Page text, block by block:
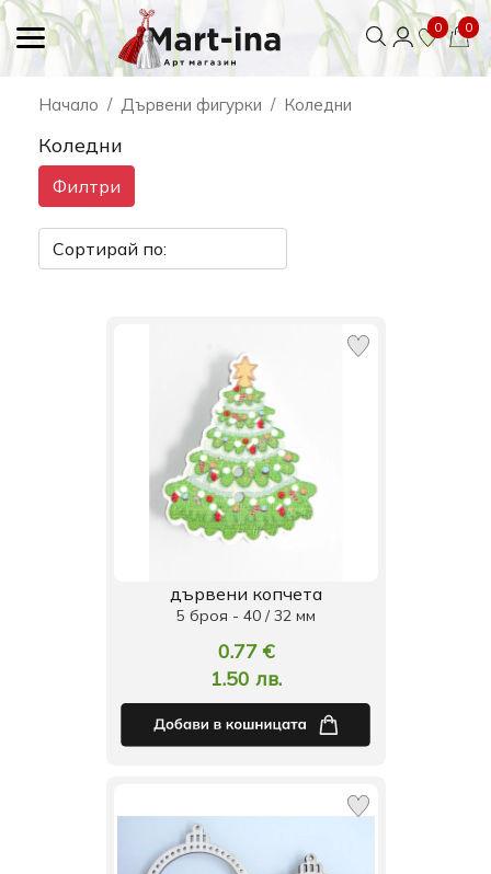
0 0
Начало Дървени фигурки Коледни
Коледни
Филтри
дървени копчета
5 броя - 40 / 32 мм
0.77 €
1.50 лв.